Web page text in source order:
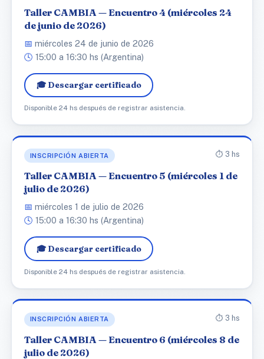
Taller CAMBIA — Encuentro 4 (miércoles 24
de junio de 2026)
📅 miércoles 24 de junio de 2026
🕓 15:00 a 16:30 hs (Argentina)
🎓 Descargar certificado
Disponible 24 hs después de registrar asistencia.
INSCRIPCIÓN ABIERTA ⏱️ 3 hs
Taller CAMBIA — Encuentro 5 (miércoles 1 de
julio de 2026)
📅 miércoles 1 de julio de 2026
🕓 15:00 a 16:30 hs (Argentina)
🎓 Descargar certificado
Disponible 24 hs después de registrar asistencia.
INSCRIPCIÓN ABIERTA ⏱️ 3 hs
Taller CAMBIA — Encuentro 6 (miércoles 8 de
julio de 2026)